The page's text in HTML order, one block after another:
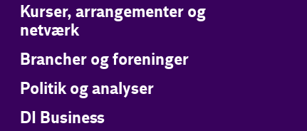
Kurser, arrangementer og
netværk
Brancher og foreninger
Politik og analyser
DI Business